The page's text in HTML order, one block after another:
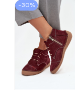
−30%